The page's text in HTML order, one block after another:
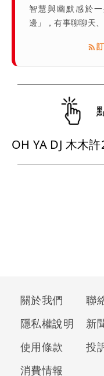
智慧與幽默感於
邊」，有事聊聊天
關於我們
聯
隱私權說明
新
使用條款
投
消費情報